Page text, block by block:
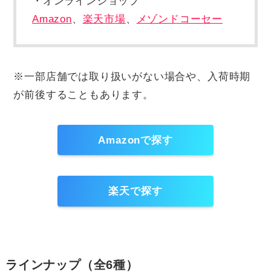
Amazon、 楽天市場、 メゾンドコーセー
※一部店舗では取り扱いがない場合や、入荷時期
が前後することもあります。
Amazonで探す
楽天で探す
ラインナップ（全6種）